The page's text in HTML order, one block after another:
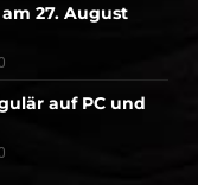
27. August
auf PC und